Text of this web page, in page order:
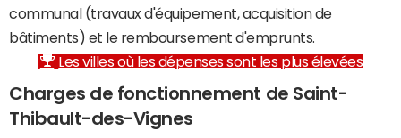
communal (travaux d'équipement, acquisition de
bâtiments) et le remboursement d'emprunts.
Les villes où les dépenses sont les plus élevées
Charges de fonctionnement de Saint-
Thibault-des-Vignes